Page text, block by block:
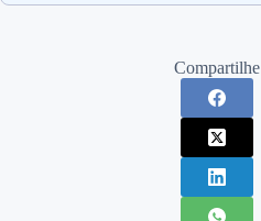
Compartilhe